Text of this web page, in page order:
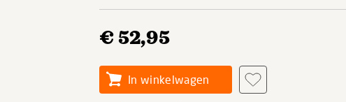
€ 52,95
In winkelwagen